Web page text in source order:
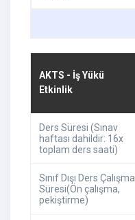
AKTS - İş Yükü
Etkinlik
Ders Süresi (Sınav
haftası dahildir: 16x
toplam ders saati)
Sınıf Dışı Ders Çalışma
Süresi(Ön çalışma,
pekiştirme)